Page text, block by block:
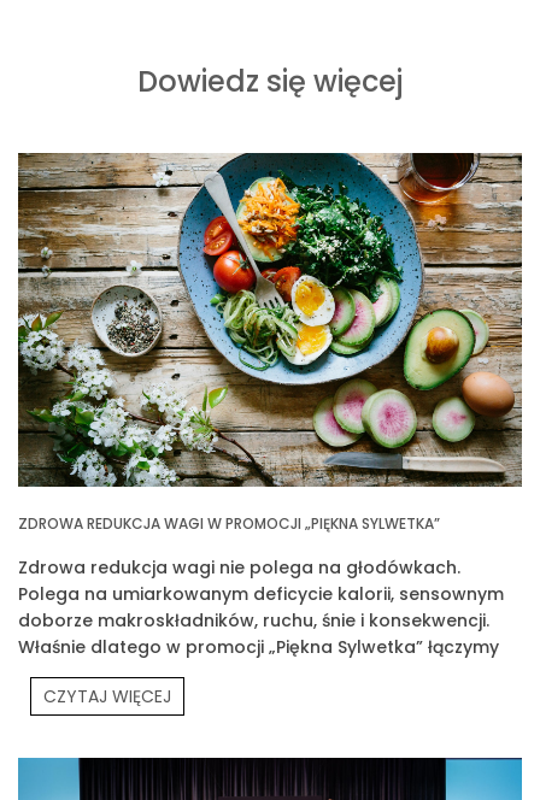
Dowiedz się więcej
ZDROWA REDUKCJA WAGI W PROMOCJI „PIĘKNA SYLWETKA”
Zdrowa redukcja wagi nie polega na głodówkach.
Polega na umiarkowanym deficycie kalorii, sensownym
doborze makroskładników, ruchu, śnie i konsekwencji.
Właśnie dlatego w promocji „Piękna Sylwetka” łączymy
edukację z praktyką
CZYTAJ WIĘCEJ